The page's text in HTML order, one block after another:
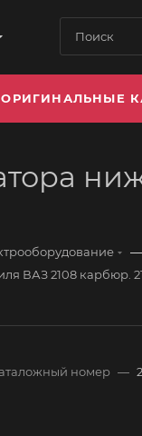
ОРИГИНАЛЬНЫЕ
ВАЗ 2108 карбюр.
номер —